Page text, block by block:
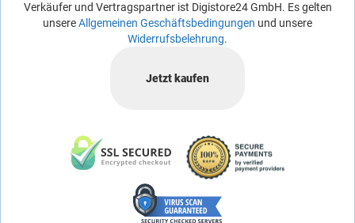
Verkäufer und Vertragspartner ist Digistore24 GmbH. Es gelten
unsereAllgemeinen Geschäftsbedingungen und unsere
Widerrufsbelehrung.
Jetzt kaufen